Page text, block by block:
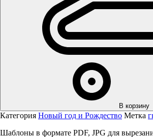
В корзину
Категория Новый год и Рождество Метка
Шаблоны в формате PDF, JPG для